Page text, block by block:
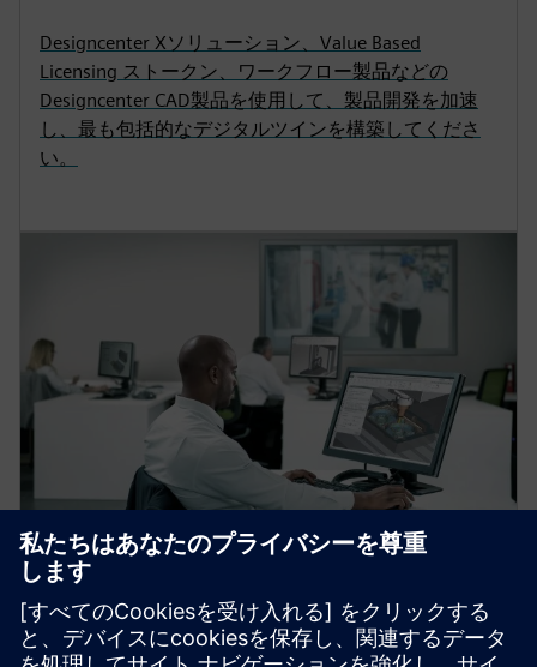
Designcenter Xソリューション、Value Based
Licensing ストークン、ワークフロー製品などの
Designcenter CAD製品を使用して、製品開発を加速
し、最も包括的なデジタルツインを構築してくださ
い。
NX for Manufacturing製品
3Dプリンティング、品質検査プログラミング、ロボ
ット工学などのCAM製品の製造にNXを使用すれば、